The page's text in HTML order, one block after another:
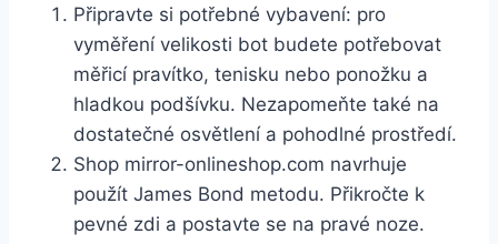
Připravte‍ si potřebné vybavení: pro
vyměření‌ velikosti bot budete potřebovat
měřicí ​pravítko, ​tenisku nebo ponožku ⁤a
hladkou podšívku. Nezapomeňte také na
⁢dostatečné osvětlení ‌a pohodlné ​prostředí.
Shop mirror-onlineshop.com‍ navrhuje
použít James Bond metodu. Přikročte k
pevné zdi a postavte se na pravé noze.